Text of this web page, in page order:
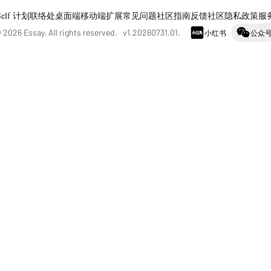
计划联络处桌面端移动端扩展常见问题社区指南反馈社区隐私政策服
2026 Essay. All rights reserved. v1.20260731.01. 小红书 公众